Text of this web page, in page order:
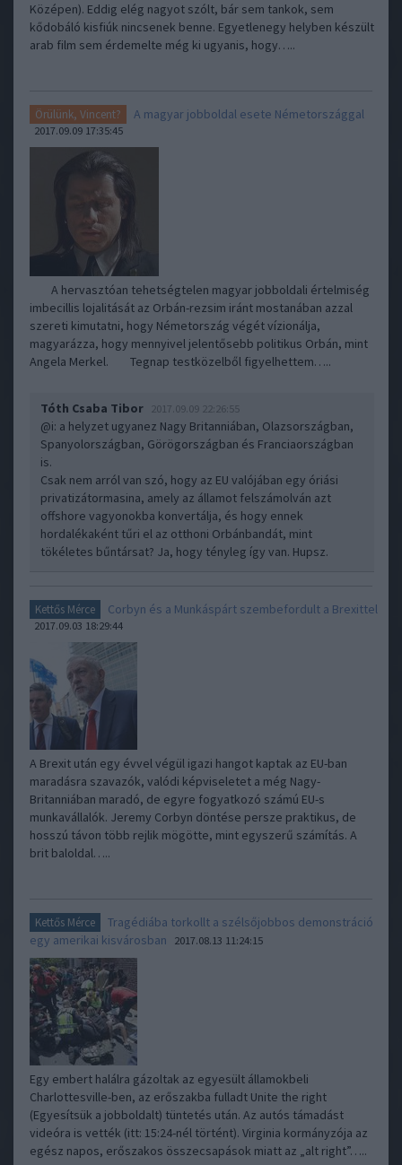
Középen). Eddig elég nagyot szólt, bár sem tankok, sem
kődobáló kisfiúk nincsenek benne. Egyetlenegy helyben készült
arab film sem érdemelte még ki ugyanis, hogy…..
Örülünk, Vincent? A magyar jobboldal esete Németországgal
2017.09.09 17:35:45
A hervasztóan tehetségtelen magyar jobboldali értelmiség
imbecillis lojalitását az Orbán-rezsim iránt mostanában azzal
szereti kimutatni, hogy Németország végét vízionálja,
magyarázza, hogy mennyivel jelentősebb politikus Orbán, mint
Angela Merkel. Tegnap testközelből figyelhettem…..
Tóth Csaba Tibor 2017.09.09 22:26:55
@i: a helyzet ugyanez Nagy Britanniában, Olazsországban,
Spanyolországban, Görögországban és Franciaországban
is.
Csak nem arról van szó, hogy az EU valójában egy óriási
privatizátormasina, amely az államot felszámolván azt
offshore vagyonokba konvertálja, és hogy ennek
hordalékaként tűri el az otthoni Orbánbandát, mint
tökéletes bűntársat? Ja, hogy tényleg így van. Hupsz.
Kettős Mérce Corbyn és a Munkáspárt szembefordult a Brexittel
2017.09.03 18:29:44
A Brexit után egy évvel végül igazi hangot kaptak az EU-ban
maradásra szavazók, valódi képviseletet a még Nagy-
Britanniában maradó, de egyre fogyatkozó számú EU-s
munkavállalók. Jeremy Corbyn döntése persze praktikus, de
hosszú távon több rejlik mögötte, mint egyszerű számítás. A
brit baloldal…..
Kettős Mérce
Tragédiába torkollt a szélsőjobbos demonstráció
egy amerikai kisvárosban
2017.08.13 11:24:15
Egy embert halálra gázoltak az egyesült államokbeli
Charlottesville-ben, az erőszakba fulladt Unite the right
(Egyesítsük a jobboldalt) tüntetés után. Az autós támadást
videóra is vették (itt: 15:24-nél történt). Virginia kormányzója az
egész napos, erőszakos összecsapások miatt az „alt right”…..